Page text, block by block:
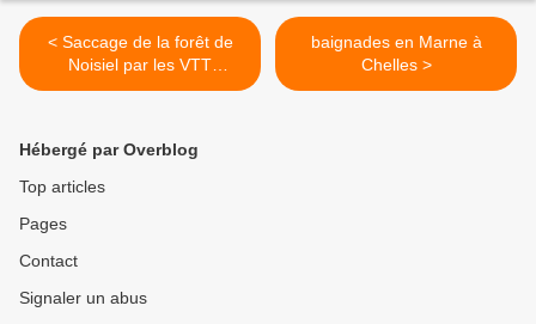
< Saccage de la forêt de
Noisiel par les VTT
amoureux des circuits
baignades en Marne à
Chelles >
Hébergé par Overblog
Top articles
Pages
Contact
Signaler un abus